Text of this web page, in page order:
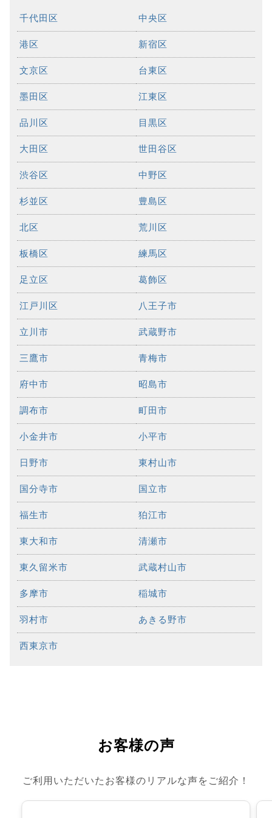
千代田区 中央区
港区 新宿区
文京区 台東区
墨田区 江東区
品川区 目黒区
大田区 世田谷区
渋谷区 中野区
杉並区 豊島区
北区 荒川区
板橋区 練馬区
足立区 葛飾区
江戸川区 八王子市
立川市 武蔵野市
三鷹市 青梅市
府中市 昭島市
調布市 町田市
小金井市 小平市
日野市 東村山市
国分寺市 国立市
福生市 狛江市
東大和市 清瀬市
東久留米市 武蔵村山市
多摩市 稲城市
羽村市 あきる野市
西東京市
お客様の声
ご利用いただいたお客様のリアルな声をご紹介！